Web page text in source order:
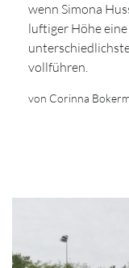
wenn Simona
luftiger Höhe
vollführen.
von Corinna